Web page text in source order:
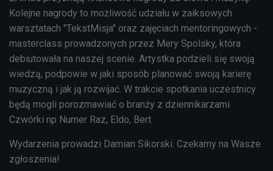
Kolejne nagrody to możliwość udziału w zaiksowych
warsztatach "TekstMisja" oraz zajęciach mentoringowych -
masterclass prowadzonych przez Mery Spolsky, która
debiutowała na naszej scenie. Artystka podzieli się swoją
wiedzą, podpowie w jaki sposób planować swoją karierę
muzyczną i jak ją rozwijać. W trakcie spotkania uczestnicy
będą mogli porozmawiać o branży z dziennikarzami
Czwórki np Numer Raz, Eldo, Bert.
Wydarzenia prowadzi Damian Sikorski. Czekamy na Wasze
zgłoszenia!